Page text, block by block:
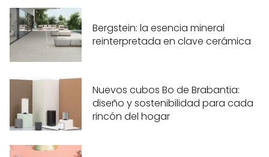
Bergstein: la esencia mineral
reinterpretada en clave cerámica
Nuevos cubos Bo de Brabantia:
diseño y sostenibilidad para cada
rincón del hogar